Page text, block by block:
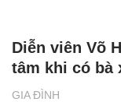
GIA ĐÌNH
Diễn viên Võ
tâm khi có bà